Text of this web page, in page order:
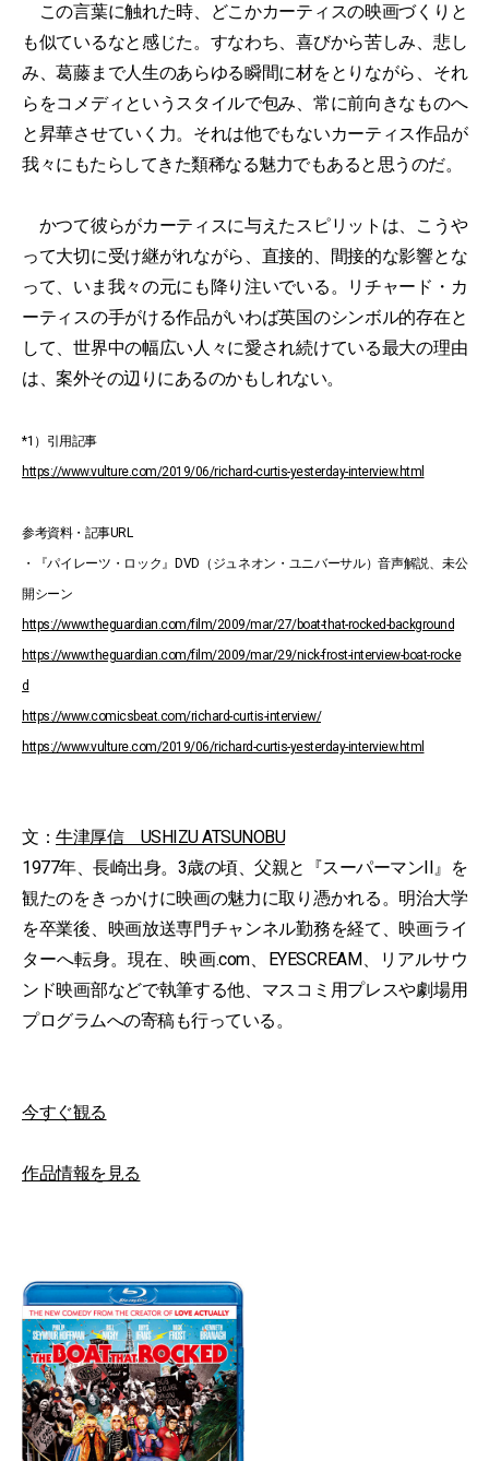
この言葉に触れた時、どこかカーティスの映画づくりと
も似ているなと感じた。すなわち、喜びから苦しみ、悲し
み、葛藤まで人生のあらゆる瞬間に材をとりながら、それ
らをコメディというスタイルで包み、常に前向きなものへ
と昇華させていく力。それは他でもないカーティス作品が
我々にもたらしてきた類稀なる魅力でもあると思うのだ。
かつて彼らがカーティスに与えたスピリットは、こうや
って大切に受け継がれながら、直接的、間接的な影響とな
って、いま我々の元にも降り注いでいる。リチャード・カ
ーティスの手がける作品がいわば英国のシンボル的存在と
して、世界中の幅広い人々に愛され続けている最大の理由
は、案外その辺りにあるのかもしれない。
*1）引用記事
https://www.vulture.com/2019/06/richard-curtis-yesterday-interview.html
参考資料・記事URL
・『パイレーツ・ロック』DVD（ジュネオン・ユニバーサル）音声解説、未公
開シーン
https://www.theguardian.com/film/2009/mar/27/boat-that-rocked-background
https://www.theguardian.com/film/2009/mar/29/nick-frost-interview-boat-rocke
d
https://www.comicsbeat.com/richard-curtis-interview/
https://www.vulture.com/2019/06/richard-curtis-yesterday-interview.html
文： 牛津厚信 USHIZU ATSUNOBU
1977年、長崎出身。3歳の頃、父親と『スーパーマンII』を
観たのをきっかけに映画の魅力に取り憑かれる。明治大学
を卒業後、映画放送専門チャンネル勤務を経て、映画ライ
ターへ転身。現在、映画.com、EYESCREAM、リアルサウ
ンド映画部などで執筆する他、マスコミ用プレスや劇場用
プログラムへの寄稿も行っている。
今すぐ観る
作品情報を見る